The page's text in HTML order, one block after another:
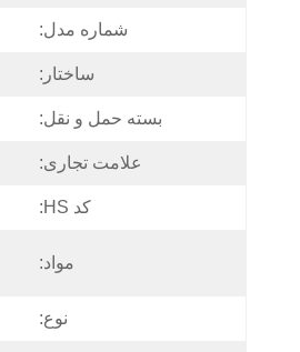
شماره مدل:
ساختار:
بسته حمل و نقل:
علامت تجاری:
کد HS:
مواد:
نوع: